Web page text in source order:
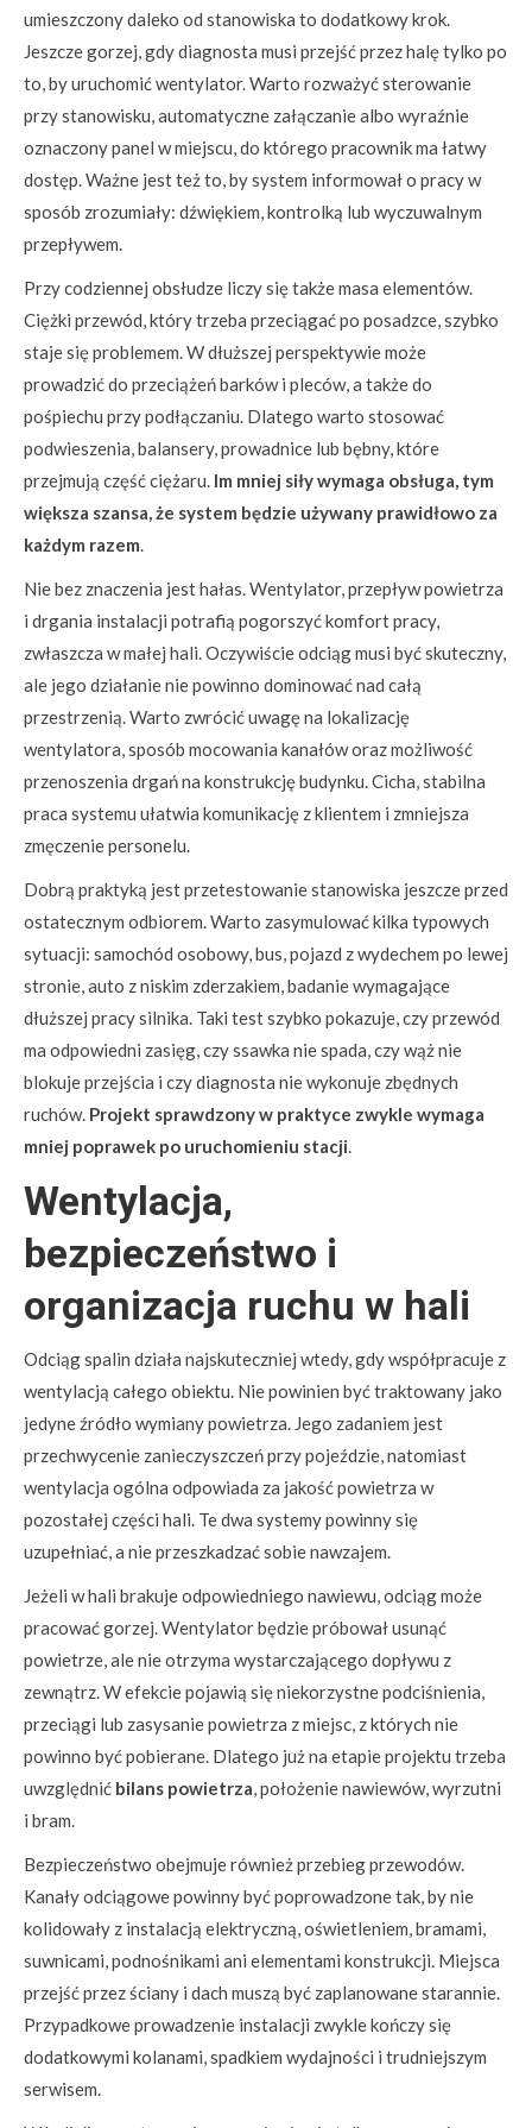
umieszczony daleko od stanowiska to dodatkowy krok.
Jeszcze gorzej, gdy diagnosta musi przejść przez halę tylko po
to, by uruchomić wentylator. Warto rozważyć sterowanie
przy stanowisku, automatyczne załączanie albo wyraźnie
oznaczony panel w miejscu, do którego pracownik ma łatwy
dostęp. Ważne jest też to, by system informował o pracy w
sposób zrozumiały: dźwiękiem, kontrolką lub wyczuwalnym
przepływem.
Przy codziennej obsłudze liczy się także masa elementów.
Ciężki przewód, który trzeba przeciągać po posadzce, szybko
staje się problemem. W dłuższej perspektywie może
prowadzić do przeciążeń barków i pleców, a także do
pośpiechu przy podłączaniu. Dlatego warto stosować
podwieszenia, balansery, prowadnice lub bębny, które
przejmują część ciężaru. Im mniej siły wymaga obsługa, tym
większa szansa, że system będzie używany prawidłowo za
każdym razem
Nie bez znaczenia jest hałas. Wentylator, przepływ powietrza
i drgania instalacji potrafią pogorszyć komfort pracy,
zwłaszcza w małej hali. Oczywiście odciąg musi być skuteczny,
ale jego działanie nie powinno dominować nad całą
przestrzenią. Warto zwrócić uwagę na lokalizację
wentylatora, sposób mocowania kanałów oraz możliwość
przenoszenia drgań na konstrukcję budynku. Cicha, stabilna
praca systemu ułatwia komunikację z klientem i zmniejsza
zmęczenie personelu.
Dobrą praktyką jest przetestowanie stanowiska jeszcze przed
ostatecznym odbiorem. Warto zasymulować kilka typowych
sytuacji: samochód osobowy, bus, pojazd z wydechem po lewej
stronie, auto z niskim zderzakiem, badanie wymagające
dłuższej pracy silnika. Taki test szybko pokazuje, czy przewód
ma odpowiedni zasięg, czy ssawka nie spada, czy wąż nie
blokuje przejścia i czy diagnosta nie wykonuje zbędnych
ruchów. Projekt sprawdzony w praktyce zwykle wymaga
mniej poprawek po uruchomieniu stacji
Wentylacja,
bezpieczeństwo i
organizacja ruchu w hali
Odciąg spalin działa najskuteczniej wtedy, gdy współpracuje z
wentylacją całego obiektu. Nie powinien być traktowany jako
jedyne źródło wymiany powietrza. Jego zadaniem jest
przechwycenie zanieczyszczeń przy pojeździe, natomiast
wentylacja ogólna odpowiada za jakość powietrza w
pozostałej części hali. Te dwa systemy powinny się
uzupełniać, a nie przeszkadzać sobie nawzajem.
Jeżeli w hali brakuje odpowiedniego nawiewu, odciąg może
pracować gorzej. Wentylator będzie próbował usunąć
powietrze, ale nie otrzyma wystarczającego dopływu z
zewnątrz. W efekcie pojawią się niekorzystne podciśnienia,
przeciągi lub zasysanie powietrza z miejsc, z których nie
powinno być pobierane. Dlatego już na etapie projektu trzeba
uwzględnić bilans powietrza , położenie nawiewów, wyrzutni
i bram.
Bezpieczeństwo obejmuje również przebieg przewodów.
Kanały odciągowe powinny być poprowadzone tak, by nie
kolidowały z instalacją elektryczną, oświetleniem, bramami,
suwnicami, podnośnikami ani elementami konstrukcji. Miejsca
przejść przez ściany i dach muszą być zaplanowane starannie.
Przypadkowe prowadzenie instalacji zwykle kończy się
dodatkowymi kolanami, spadkiem wydajności i trudniejszym
serwisem.